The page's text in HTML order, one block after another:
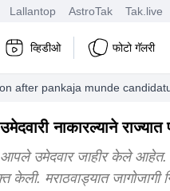
Lallantop AstroTak Tak.live
व्हिडीओ फोटो गॅलरी
after pankaja munde
नाकारल्याने
आपले उमेदवार जाहीर केले
केली. मराठवाड्यात